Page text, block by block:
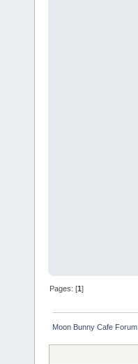
Pages: [1]
Moon Bunny Cafe Forum